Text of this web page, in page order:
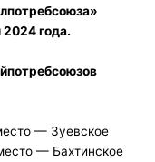
года.
— Зуевское
— Бахтинское